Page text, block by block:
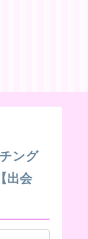
ング
出会